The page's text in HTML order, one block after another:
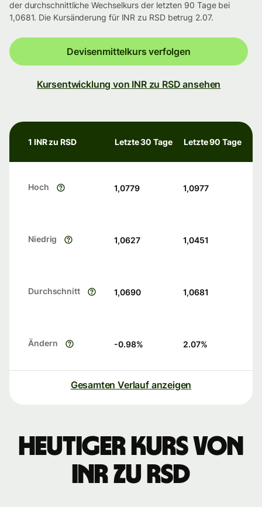
der durchschnittliche Wechselkurs der letzten 90 Tage bei
1,0681. Die Kursänderung für INR zu RSD betrug 2.07.
Devisenmittelkurs verfolgen
Kursentwicklung von INR zu RSD ansehen
1 INR zu RSD Letzte 30 Tage Letzte 90 Tage
Hoch 1,0779 1,0977
Niedrig 1,0627 1,0451
Durchschnitt 1,0690 1,0681
Ändern -0.98% 2.07%
Gesamten Verlauf anzeigen
Heutiger Kurs von
INR zu RSD